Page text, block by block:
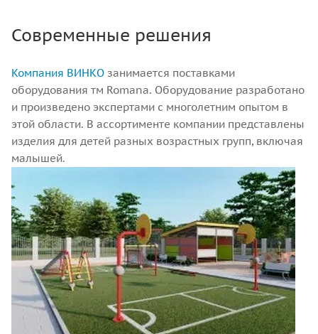
Современные решения
Компания ВИНКО занимается поставками
оборудования тм Romana. Оборудование разработано
и произведено экспертами с многолетним опытом в
этой области. В ассортименте компании представлены
изделия для детей разных возрастных групп, включая
малышей.